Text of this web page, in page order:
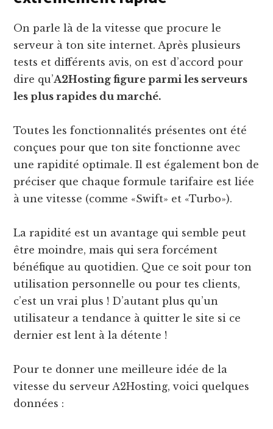
On parle là de la vitesse que procure le
serveur à ton site internet. Après plusieurs
tests et différents avis, on est d’accord pour
dire qu’A2Hosting figure parmi les serveurs
les plus rapides du marché.
Toutes les fonctionnalités présentes ont été
conçues pour que ton site fonctionne avec
une rapidité optimale. Il est également bon de
préciser que chaque formule tarifaire est liée
à une vitesse (comme «Swift» et «Turbo»).
La rapidité est un avantage qui semble peut
être moindre, mais qui sera forcément
bénéfique au quotidien. Que ce soit pour ton
utilisation personnelle ou pour tes clients,
c’est un vrai plus ! D’autant plus qu’un
utilisateur a tendance à quitter le site si ce
dernier est lent à la détente !
Pour te donner une meilleure idée de la
vitesse du serveur A2Hosting, voici quelques
données :